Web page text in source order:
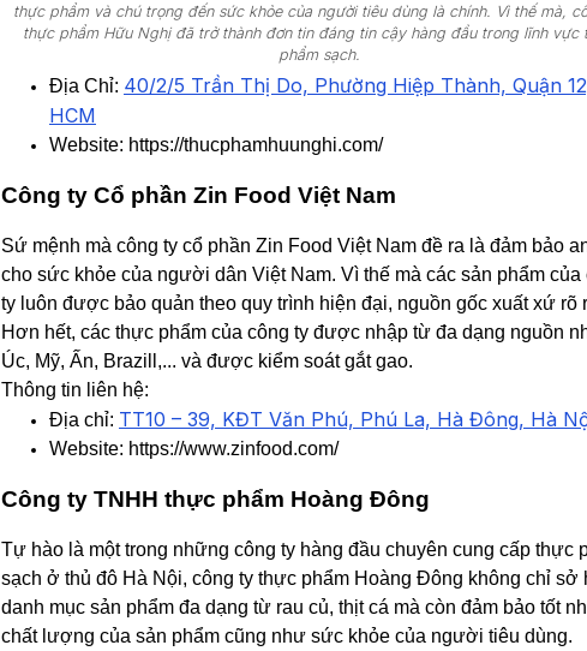
thực phẩm và chú trọng đến sức khỏe của người tiêu dùng là chính. Vì thế mà,
thực phẩm Hữu Nghị đã trở thành đơn tin đáng tin cậy hàng đầu trong lĩnh vực
phẩm sạch.
Địa Chỉ: 40/2/5 Trần Thị Do, Phường Hiệp Thành, Quận
HCM
Website: https://thucphamhuunghi.com/
Công ty Cổ phần Zin Food Việt Nam
Sứ mệnh mà công ty cổ phần Zin Food Việt Nam đề ra là đảm bảo
cho sức khỏe của người dân Việt Nam. Vì thế mà các sản phẩm của
ty luôn được bảo quản theo quy trình hiện đại, nguồn gốc xuất xứ rõ
Hơn hết, các thực phẩm của công ty được nhập từ đa dạng nguồn
Úc, Mỹ, Ấn, Brazill,... và được kiểm soát gắt gao.
Thông tin liên hệ:
Địa chỉ: TT10 – 39, KĐT Văn Phú, Phú La, Hà Đông, Hà
Website: https://www.zinfood.com/
Công ty TNHH thực phẩm Hoàng Đông
Tự hào là một trong những công ty hàng đầu chuyên cung cấp thực
sạch ở thủ đô Hà Nội, công ty thực phẩm Hoàng Đông không chỉ sở
danh mục sản phẩm đa dạng từ rau củ, thịt cá mà còn đảm bảo tốt
chất lượng của sản phẩm cũng như sức khỏe của người tiêu dùng.